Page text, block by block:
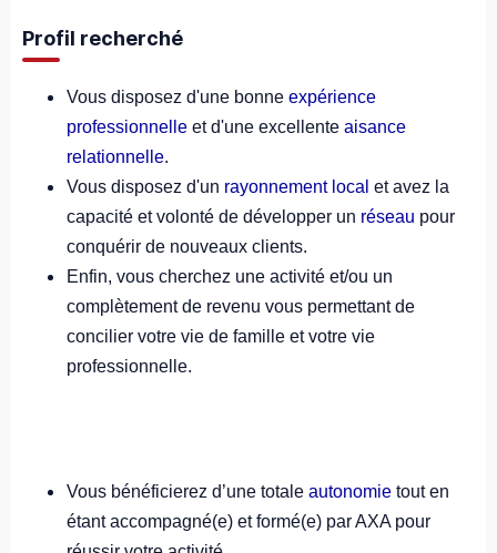
Profil recherché
Vous disposez d'une bonne expérience
professionnelle et d'une excellente aisance
relationnelle.
Vous disposez d'un rayonnement local et avez la
capacité et volonté de développer un réseau pour
conquérir de nouveaux clients.
Enfin, vous cherchez une activité et/ou un
complètement de revenu vous permettant de
concilier votre vie de famille et votre vie
professionnelle.
Vous bénéficierez d’une totale autonomie tout en
étant accompagné(e) et formé(e) par AXA pour